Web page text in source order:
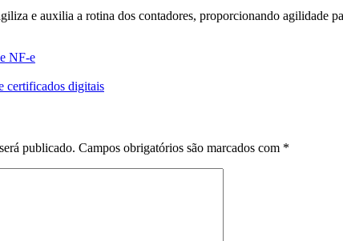
e auxilia a rotina dos contadores, proporcionando agilidade
NF-e
certificados digitais
publicado. Campos obrigatórios são marcados com *